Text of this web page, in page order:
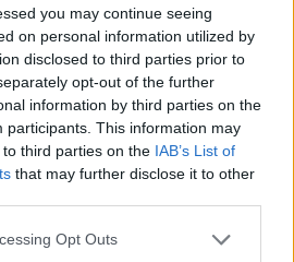
you may continue seeing
on personal information utilized by
disclosed to third parties prior to
opt-out of the further
information by third parties on the
participants. This information may
third parties on the IAB’s List of
that may further disclose it to other
Opt Outs